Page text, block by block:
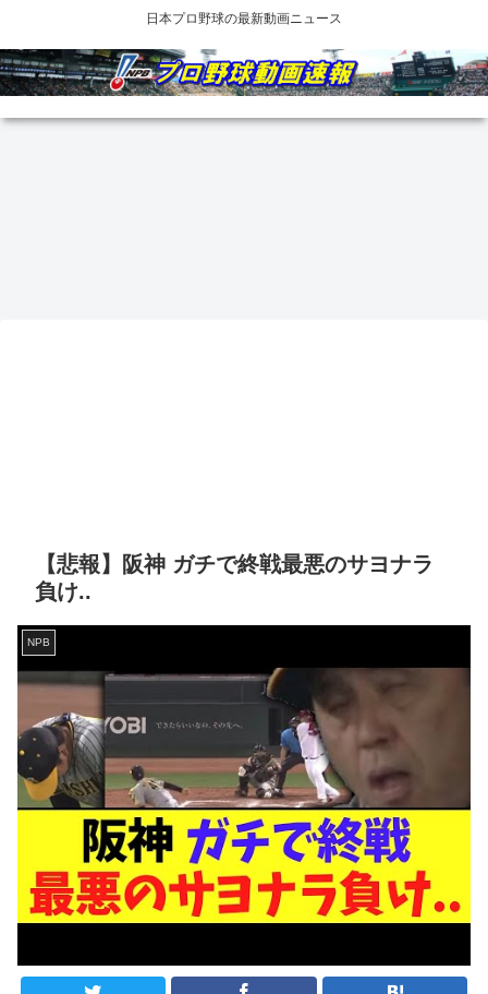
日本プロ野球の最新動画ニュース
【悲報】阪神 ガチで終戦最悪のサヨナラ
負け..
NPB